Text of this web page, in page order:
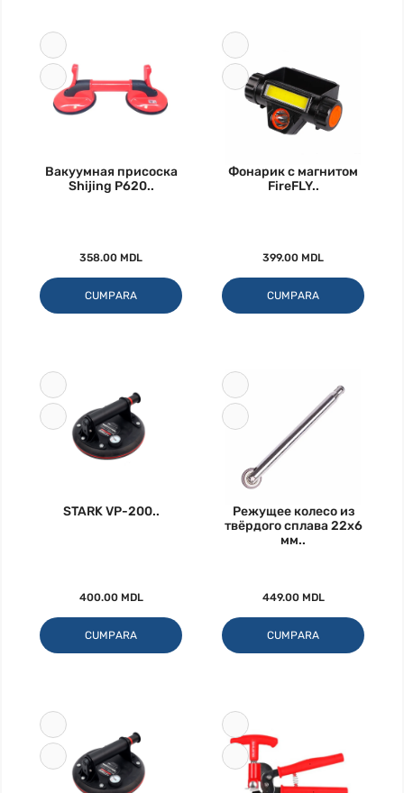
Вакуумная присоска
Shijing P620..
358.00 MDL
CUMPARA
Фонарик с магнитом
FireFLY..
399.00 MDL
CUMPARA
STARK VP-200..
400.00 MDL
CUMPARA
Режущее колесо из
твёрдого сплава 22x6
мм..
449.00 MDL
CUMPARA